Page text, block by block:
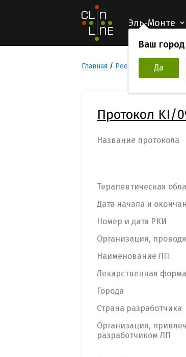
Эль-Монте
Ваш
Да
Главная Реестр
Протокол KI/
Название протокола
Терапевтическая
Дата начала и
Номер и дата РКИ
Организация,
Наименование ЛП
Лекарственная
Города
Страна разработчика
Организация,
разработчиком ЛП